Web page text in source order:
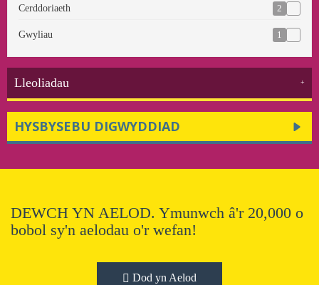
Cerddoriaeth 2
Gwyliau 1
Lleoliadau
HYSBYSEBU DIGWYDDIAD
DEWCH YN AELOD. Ymunwch â'r 20,000 o
bobol sy'n aelodau o'r wefan!
Dod yn Aelod